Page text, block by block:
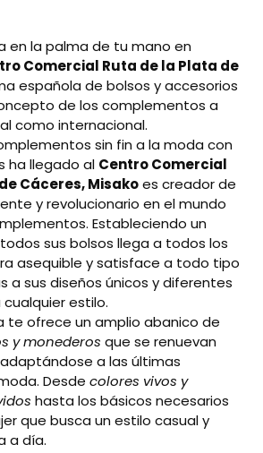
en la palma de tu mano en
Comercial Ruta de la Plata de
española de bolsos y accesorios
de los complementos a
como internacional.
sin fin a la moda con
ha llegado al Centro Comercial
Cáceres, Misakoes creador de
y revolucionario en el mundo
Estableciendo un
sus bolsos llega a todos los
asequible y satisface a todo tipo
a sus diseños únicos y diferentes
estilo.
te ofrece un amplio abanico de
y monederos que se renuevan
a las últimas
Desde colores vivos y
hasta los básicos necesarios
que busca un estilo casual y
a día.